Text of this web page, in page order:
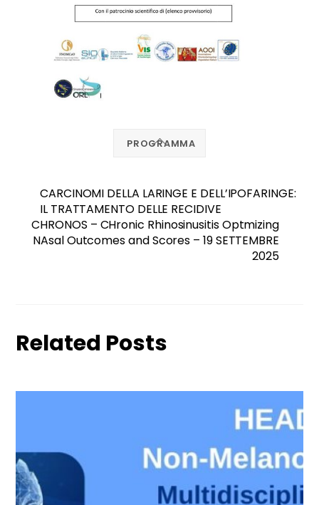
PROGRAMMA
CARCINOMI DELLA LARINGE E DELL’IPOFARINGE:
IL TRATTAMENTO DELLE RECIDIVE
CHRONOS – CHronic Rhinosinusitis Optmizing
NAsal Outcomes and Scores – 19 SETTEMBRE
2025
Related Posts